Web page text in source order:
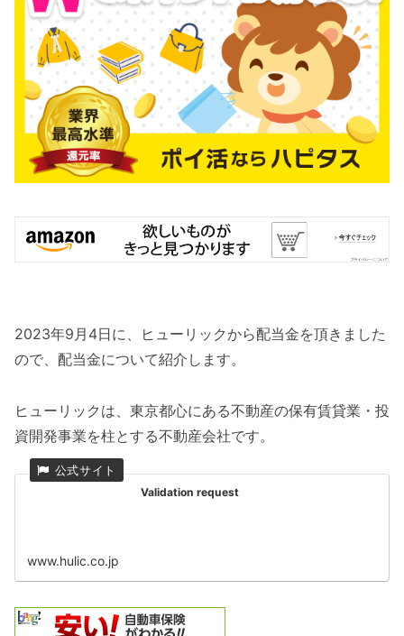
2023年9月4日に、ヒューリックから配当金を頂きました
ので、配当金について紹介します。
ヒューリックは、東京都心にある不動産の保有賃貸業・投
資開発事業を柱とする不動産会社です。
Validation request
www.hulic.co.jp